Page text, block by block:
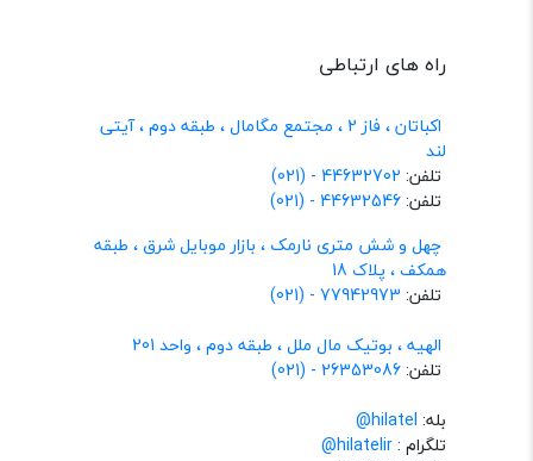
راه های ارتباطی
اکباتان ، فاز 2 ، مجتمع مگامال ، طبقه دوم ، آیتی
لند
تلفن: 44632702 - (021)
تلفن:44632546 - (021)
چهل و شش متری نارمک ، بازار موبایل شرق ، طبقه
همکف ، پلاک 18
تلفن: 77942973 - (021)
الهیه ، بوتیک مال ملل ، طبقه دوم ، واحد 201
تلفن:26353086 - (021)
بله: hilatel@
تلگرام :@hilatelir